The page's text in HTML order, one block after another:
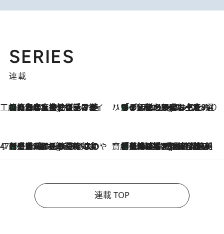
SERIES
連載
工藤まやのおもてなしハワイ
5 Hours Ago
【ハワイ土産】ローカルの絶大な支持で復活！ 絶品の幻クッキー《元ファンの日本人女性が受け継いだ名店》 ハワイ賢者 リサのお気に入りリスト5 Hours Ago
あの伝説の限定トートも！ リニューアルした「ディーン＆デルーカ ハワイ」で必須のお土産8選
47都道府県の手みやげ ひんやりスイーツで夏を満喫
5 Hours Ago
【三重県】この夏絶対食べたい 冷やしておいしいおやつ3選 お餅×アイスの新感覚スイーツ 齋藤 薫 美容脳ルネサンス
5 Hours Ago
「荷物が増えるほど旅ストレスは増す」美容ジャーナリストがたどり着いた最終結論。“化粧品を劇的に減らす”感動の凝縮美容とは
連載 TOP